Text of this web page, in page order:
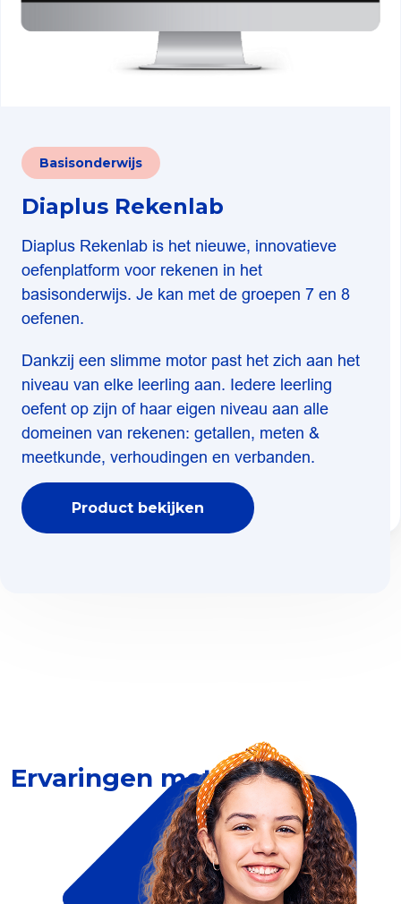
Basisonderwijs
Diaplus Rekenlab
Diaplus Rekenlab is het nieuwe, innovatieve
oefenplatform voor rekenen in het
basisonderwijs. Je kan met de groepen 7 en 8
oefenen.
Dankzij een slimme motor past het zich aan het
niveau van elke leerling aan. Iedere leerling
oefent op zijn of haar eigen niveau aan alle
domeinen van rekenen: getallen, meten &
meetkunde, verhoudingen en verbanden.
Product bekijken
Ervaringen met Dia